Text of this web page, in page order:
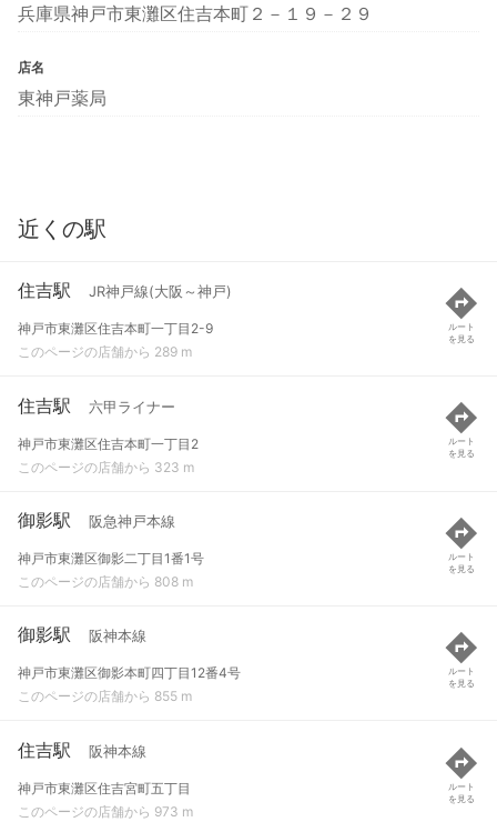
兵庫県神戸市東灘区住吉本町２－１９－２９
店名
東神戸薬局
近くの駅
住吉駅 JR神戸線(大阪～神戸)
神戸市東灘区住吉本町一丁目2-9
このページの店舗から 289 m
ルート
を見る
住吉駅 六甲ライナー
神戸市東灘区住吉本町一丁目2
このページの店舗から 323 m
ルート
を見る
御影駅 阪急神戸本線
神戸市東灘区御影二丁目1番1号
このページの店舗から 808 m
ルート
を見る
御影駅 阪神本線
神戸市東灘区御影本町四丁目12番4号
このページの店舗から 855 m
ルート
を見る
住吉駅 阪神本線
神戸市東灘区住吉宮町五丁目
このページの店舗から 973 m
ルート
を見る